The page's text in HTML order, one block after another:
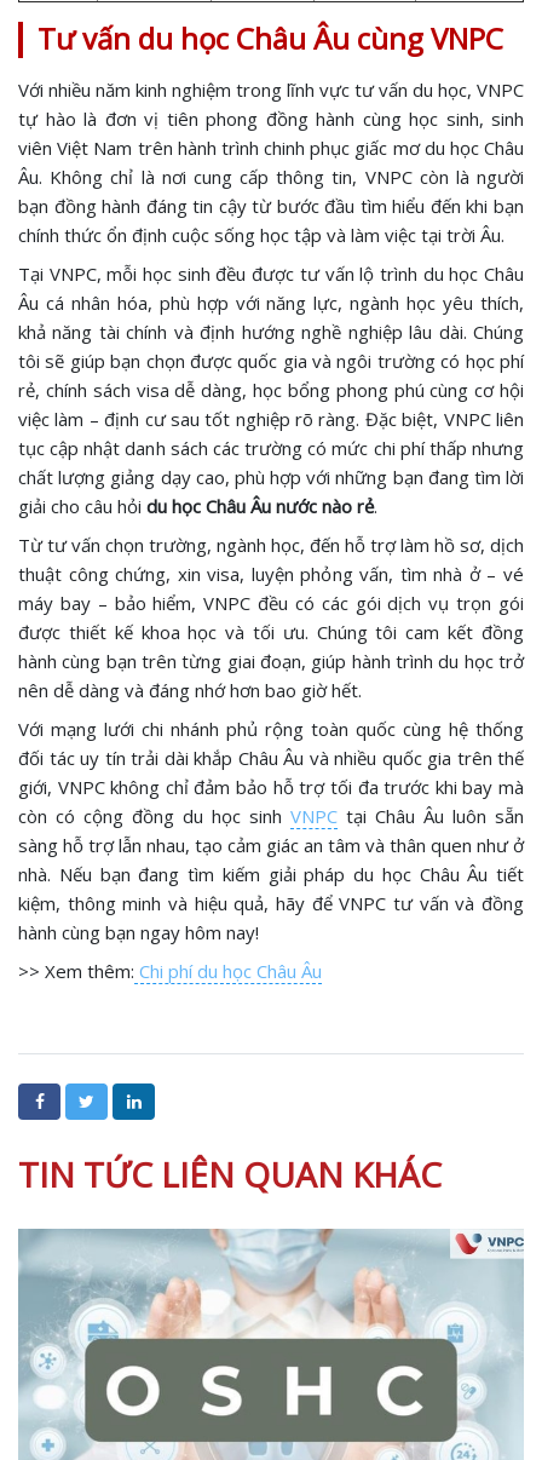
Tư vấn du học Châu Âu cùng VNPC
Với nhiều năm kinh nghiệm trong lĩnh vực tư vấn du học, VNPC
tự hào là đơn vị tiên phong đồng hành cùng học sinh, sinh
viên Việt Nam trên hành trình chinh phục giấc mơ du học Châu
Âu. Không chỉ là nơi cung cấp thông tin, VNPC còn là người
bạn đồng hành đáng tin cậy từ bước đầu tìm hiểu đến khi bạn
chính thức ổn định cuộc sống học tập và làm việc tại trời Âu.
Tại VNPC, mỗi học sinh đều được tư vấn lộ trình du học Châu
Âu cá nhân hóa, phù hợp với năng lực, ngành học yêu thích,
khả năng tài chính và định hướng nghề nghiệp lâu dài. Chúng
tôi sẽ giúp bạn chọn được quốc gia và ngôi trường có học phí
rẻ, chính sách visa dễ dàng, học bổng phong phú cùng cơ hội
việc làm – định cư sau tốt nghiệp rõ ràng. Đặc biệt, VNPC liên
tục cập nhật danh sách các trường có mức chi phí thấp nhưng
chất lượng giảng dạy cao, phù hợp với những bạn đang tìm lời
giải cho câu hỏi du học Châu Âu nước nào rẻ.
Từ tư vấn chọn trường, ngành học, đến hỗ trợ làm hồ sơ, dịch
thuật công chứng, xin visa, luyện phỏng vấn, tìm nhà ở – vé
máy bay – bảo hiểm, VNPC đều có các gói dịch vụ trọn gói
được thiết kế khoa học và tối ưu. Chúng tôi cam kết đồng
hành cùng bạn trên từng giai đoạn, giúp hành trình du học trở
nên dễ dàng và đáng nhớ hơn bao giờ hết.
Với mạng lưới chi nhánh phủ rộng toàn quốc cùng hệ thống
đối tác uy tín trải dài khắp Châu Âu và nhiều quốc gia trên thế
giới, VNPC không chỉ đảm bảo hỗ trợ tối đa trước khi bay mà
còn có cộng đồng du học sinh VNPC tại Châu Âu luôn sẵn
sàng hỗ trợ lẫn nhau, tạo cảm giác an tâm và thân quen như ở
nhà. Nếu bạn đang tìm kiếm giải pháp du học Châu Âu tiết
kiệm, thông minh và hiệu quả, hãy để VNPC tư vấn và đồng
hành cùng bạn ngay hôm nay!
>> Xem thêm: Chi phí du học Châu Âu
TIN TỨC LIÊN QUAN KHÁC